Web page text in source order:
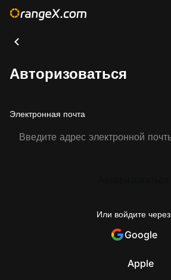
Авторизоваться
Электронная почта
Или войдите через
Google
Apple